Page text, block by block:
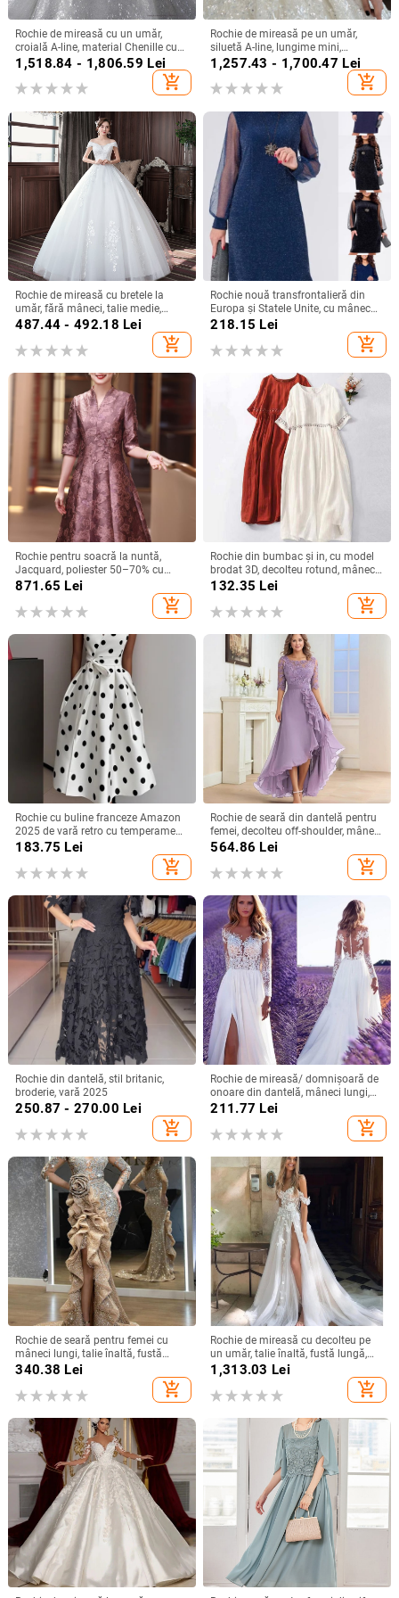
Rochie de mireasă cu un umăr,
croială A-line, material Chenille cu
Spandex, talie înaltă
1,518.84 - 1,806.59 Lei
add_shopping_cart
Rochie de mireasă pe un umăr,
siluetă A-line, lungime mini,
țesătură chenille cu spandex,
primăvara 2024
1,257.43 - 1,700.47 Lei
add_shopping_cart
Rochie de mireasă cu bretele la
umăr, fără mâneci, talie medie,
fustă tutu, mătase Mulberry și
487.44 - 492.18 Lei
add_shopping_cart
Rochie nouă transfrontalieră din
Europa și Statele Unite, cu mânecă
lungă, plasă, cusături argintii, cu
guler rotund, industrie grea, fustă
elegantă de calitate la modă
218.15 Lei
add_shopping_cart
Rochie pentru soacră la nuntă,
Jacquard, poliester 50–70% cu
spandex <30%, lungime midi,
primăvara 2025, stil socialite
871.65 Lei
add_shopping_cart
Rochie din bumbac și in, cu model
brodat 3D, decolteu rotund, mâneci
scurte, talie lejeră, croială în linie A,
132.35 Lei
add_shopping_cart
Rochie cu buline franceze Amazon
2025 de vară retro cu temperament
nou, talie subțire, fustă pentru femei
183.75 Lei
add_shopping_cart
Rochie de seară din dantelă pentru
femei, decolteu off-shoulder, mâneci
scurte, croială în A, talie înaltă,
564.86 Lei
add_shopping_cart
Rochie din dantelă, stil britanic,
broderie, vară 2025
250.87 - 270.00 Lei
add_shopping_cart
Rochie de mireasă/ domnișoară de
onoare din dantelă, mâneci lungi,
decolteu adânc în V, despicare, tren
211.77 Lei
add_shopping_cart
Rochie de seară pentru femei cu
mâneci lungi, talie înaltă, fustă
lungă, țesătură spray metalică,
340.38 Lei
add_shopping_cart
Rochie de mireasă cu decolteu pe
un umăr, talie înaltă, fustă lungă,
poliester
1,313.03 Lei
add_shopping_cart